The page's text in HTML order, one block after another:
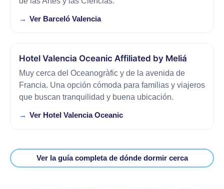
Ver Barceló Valencia
Hotel Valencia Oceanic Affiliated by Meliá
Muy cerca del Oceanogràfic y de la avenida de
Francia. Una opción cómoda para familias y viajeros
que buscan tranquilidad y buena ubicación.
Ver Hotel Valencia Oceanic
Ver la guía completa de dónde dormir cerca